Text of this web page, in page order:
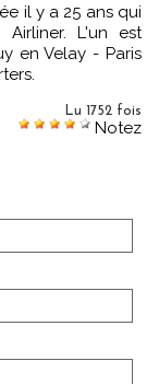
il y a 25 ans qui
L'un est
en Velay - Paris
Lu 1752 fois
Notez